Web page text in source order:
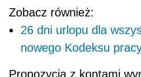
Zobacz również:
26 dni urlopu dla
nowego Kodeksu
Propozycja z kontami